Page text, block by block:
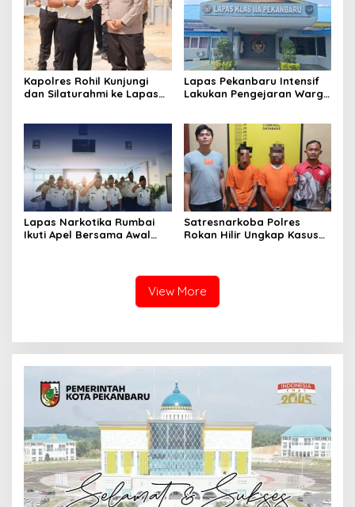
Kapolres Rohil Kunjungi
dan Silaturahmi ke Lapas
Kolaborasi Antar instansi
Lapas Pekanbaru Intensif
Lakukan Pengejaran Warga
Lapas, Kanwil, dan
Kepolisian
Lapas Narkotika Rumbai
Ikuti Apel Bersama Awal
Satresnarkoba Polres
Rokan Hilir Ungkap Kasus
View More